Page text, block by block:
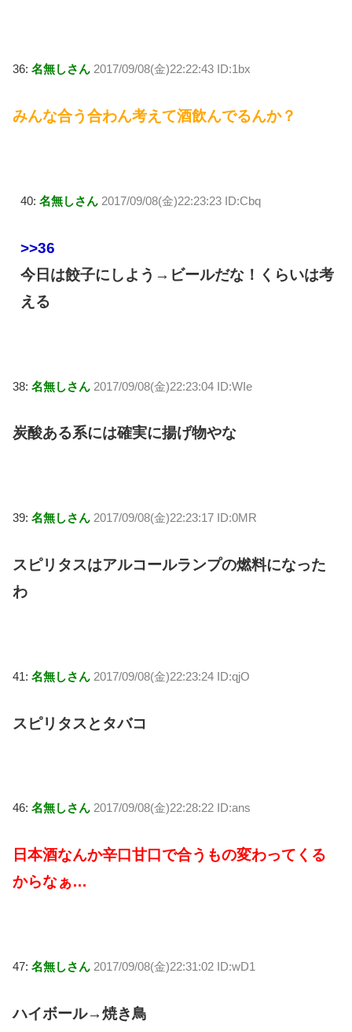
36: 名無しさん 2017/09/08(金)22:22:43 ID:1bx
みんな合う合わん考えて酒飲んでるんか？
40: 名無しさん 2017/09/08(金)22:23:23 ID:Cbq
>>36
今日は餃子にしよう→ビールだな！くらいは考
える
38: 名無しさん 2017/09/08(金)22:23:04 ID:WIe
炭酸ある系には確実に揚げ物やな
39: 名無しさん 2017/09/08(金)22:23:17 ID:0MR
スピリタスはアルコールランプの燃料になった
わ
41: 名無しさん 2017/09/08(金)22:23:24 ID:qjO
スピリタスとタバコ
46: 名無しさん 2017/09/08(金)22:28:22 ID:ans
日本酒なんか辛口甘口で合うもの変わってくる
からなぁ…
47: 名無しさん 2017/09/08(金)22:31:02 ID:wD1
ハイボール→焼き鳥